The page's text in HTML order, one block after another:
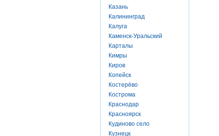
Казань
Калининград
Калуга
Каменск-Уральский
Карталы
Кимры
Киров
Копейск
Костерёво
Кострома
Краснодар
Красноярск
Кудиново село
Кузнецк